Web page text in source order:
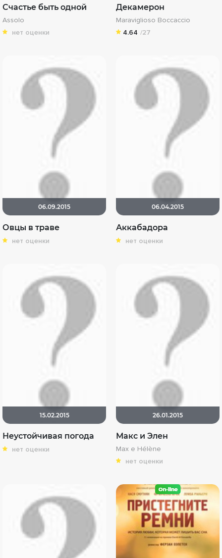
Счастье быть одной
Assolo
нет оценки
Декамерон
Maraviglioso Boccaccio
4.64 /27
06.09.2015
Овцы в траве
нет оценки
06.04.2015
Аккабадора
нет оценки
15.02.2015
Неустойчивая погода
нет оценки
26.01.2015
Макс и Элен
Max e Hélène
нет оценки